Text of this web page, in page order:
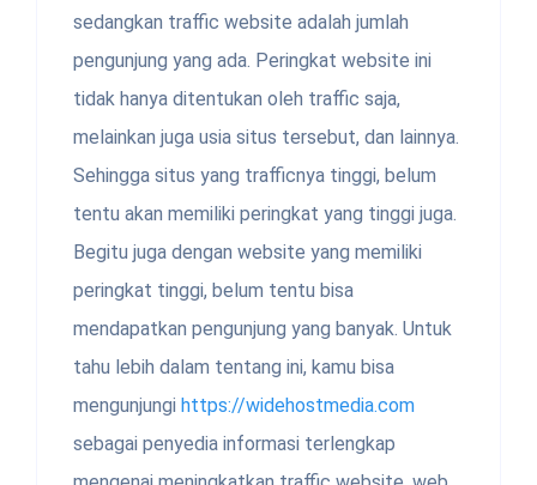
sedangkan traffic website adalah jumlah
pengunjung yang ada. Peringkat website ini
tidak hanya ditentukan oleh traffic saja,
melainkan juga usia situs tersebut, dan lainnya.
Sehingga situs yang trafficnya tinggi, belum
tentu akan memiliki peringkat yang tinggi juga.
Begitu juga dengan website yang memiliki
peringkat tinggi, belum tentu bisa
mendapatkan pengunjung yang banyak. Untuk
tahu lebih dalam tentang ini, kamu bisa
mengunjungi https://widehostmedia.com
sebagai penyedia informasi terlengkap